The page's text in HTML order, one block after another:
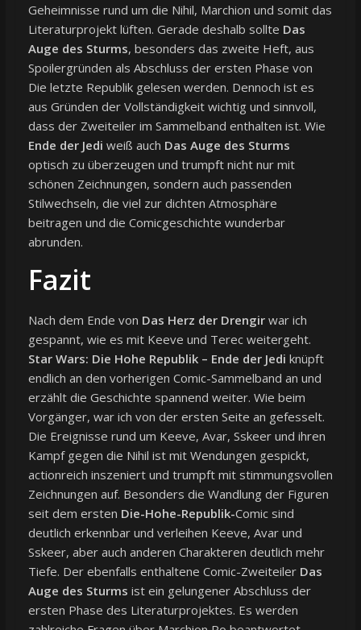
Geheimnisse rund um die Nihil, Marchion und somit das
Literaturprojekt lüften. Gerade deshalb sollte Das
Auge des Sturms, besonders das zweite Heft, aus
Spoilergründen als Abschluss der ersten Phase von
Die letzte Republik gelesen werden. Dennoch ist es
aus Gründen der Vollständigkeit wichtig und sinnvoll,
dass der Zweiteiler im Sammelband enthalten ist. Wie
Ende der Jedi weiß auch Das Auge des Sturms
optisch zu überzeugen und trumpft nicht nur mit
schönen Zeichnungen, sondern auch passenden
Stilwechseln, die viel zur dichten Atmosphäre
beitragen und die Comicgeschichte wunderbar
abrunden.
Fazit
Nach dem Ende von Das Herz der Drengirwar ich
gespannt, wie es mit Keeve und Terec weitergeht.
Star Wars: Die Hohe Republik – Ende der Jedi knüpft
endlich an den vorherigen Comic-Sammelband an und
erzählt die Geschichte spannend weiter. Wie beim
Vorgänger, war ich von der ersten Seite an gefesselt.
Die Ereignisse rund um Keeve, Avar, Sskeer und ihren
Kampf gegen die Nihil ist mit Wendungen gespickt,
actionreich inszeniert und trumpft mit stimmungsvollen
Zeichnungen auf. Besonders die Wandlung der Figuren
seit dem ersten Die-Hohe-Republik-Comic sind
deutlich erkennbar und verleihen Keeve, Avar und
Sskeer, aber auch anderen Charakteren deutlich mehr
Tiefe. Der ebenfalls enthaltene Comic-Zweiteiler Das
Auge des Sturms ist ein gelungener Abschluss der
ersten Phase des Literaturprojektes. Es werden